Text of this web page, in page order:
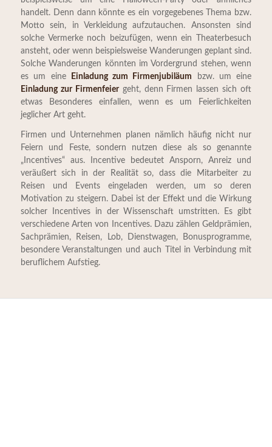
handelt. Denn dann könnte es ein vorgegebenes Thema bzw.
Motto sein, in Verkleidung aufzutauchen. Ansonsten sind
solche Vermerke noch beizufügen, wenn ein Theaterbesuch
ansteht, oder wenn beispielsweise Wanderungen geplant sind.
Solche Wanderungen könnten im Vordergrund stehen, wenn
es um eine
Einladung zum Firmenjubiläum bzw. um eine
Einladung zur Firmenfeiergeht, denn Firmen lassen sich oft
etwas Besonderes einfallen, wenn es um Feierlichkeiten
jeglicher Art geht.
Firmen und Unternehmen planen nämlich häufig nicht nur
Feiern und Feste, sondern nutzen diese als so genannte
„Incentives“ aus. Incentive bedeutet Ansporn, Anreiz und
veräußert sich in der Realität so, dass die Mitarbeiter zu
Reisen und Events eingeladen werden, um so deren
Motivation zu steigern. Dabei ist der Effekt und die Wirkung
solcher Incentives in der Wissenschaft umstritten. Es gibt
verschiedene Arten von Incentives. Dazu zählen Geldprämien,
Sachprämien, Reisen, Lob, Dienstwagen, Bonusprogramme,
besondere Veranstaltungen und auch Titel in Verbindung mit
beruflichem Aufstieg.